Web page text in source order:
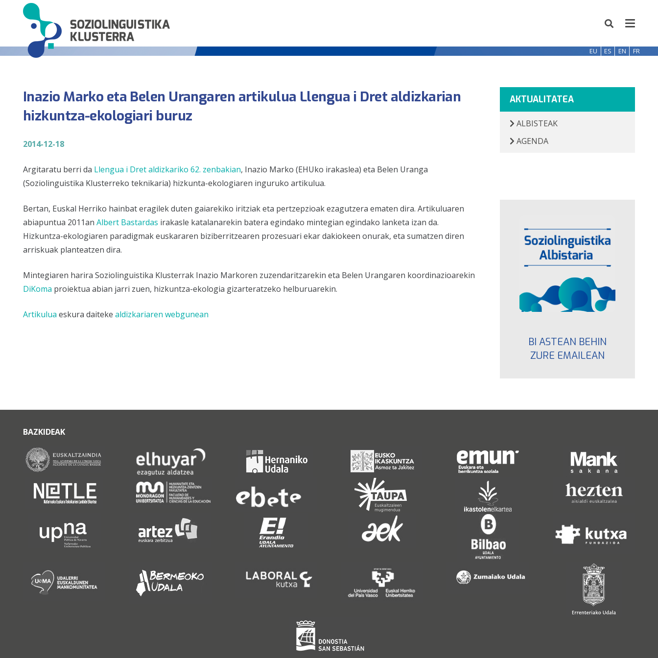
EU ES EN FR
Inazio Marko eta Belen Urangaren artikulua Llengua i Dret aldizkarian
hizkuntza-ekologiari buruz
2014-12-18
Argitaratu berri da Llengua i Dretaldizkariko 62. zenbakian, Inazio Marko (EHUko irakaslea) eta Belen Uranga
(Soziolinguistika Klusterreko teknikaria) hizkunta-ekologiaren inguruko artikulua.
Bertan, Euskal Herriko hainbat eragilek duten gaiarekiko iritziak eta pertzepzioak ezagutzera ematen dira. Artikuluaren
abiapuntua 2011an Albert Bastardas irakasle katalanarekin batera egindako mintegian egindako lanketa izan da.
Hizkuntza-ekologiaren paradigmak euskararen biziberritzearen prozesuari ekar dakiokeen onurak, eta sumatzen diren
arriskuak planteatzen dira.
Mintegiaren harira Soziolinguistika Klusterrak Inazio Markoren zuzendaritzarekin eta Belen Urangaren koordinazioarekin
DiKoma proiektua abian jarri zuen, hizkuntza-ekologia gizarteratzeko helburuarekin.
Artikulua eskura daiteke aldizkariaren webgunean
AKTUALITATEA
ALBISTEAK
AGENDA
BI ASTEAN BEHIN
ZURE EMAILEAN
BAZKIDEAK